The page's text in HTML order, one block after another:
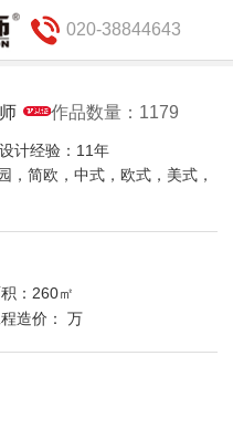
020-38844643
作品数量：1179
设计经验：11年
，简欧，中式，欧式，美式，
：260㎡
造价： 万